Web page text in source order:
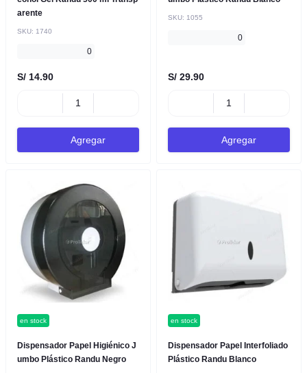
arente
SKU: 1740
0
S/ 14.90
Agregar
SKU: 1055
0
S/ 29.90
Agregar
en stock
Dispensador Papel Higiénico J
umbo Plástico Randu Negro
en stock
Dispensador Papel Interfoliado
Plástico Randu Blanco